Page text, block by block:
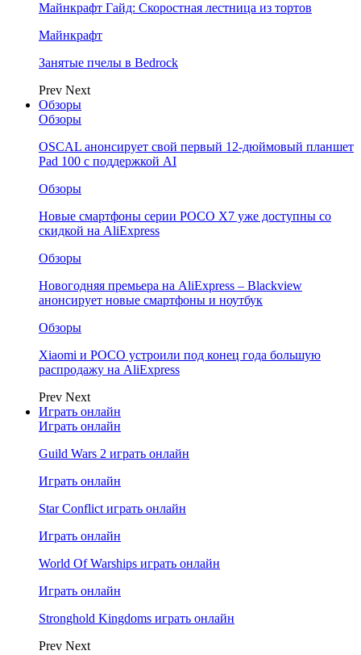
Майнкрафт Гайд: Скоростная лестница из тортов
Майнкрафт
Занятые пчелы в Bedrock
Prev Next
Обзоры
Обзоры
OSCAL анонсирует свой первый 12-дюймовый планшет
Pad 100 с поддержкой AI
Обзоры
Новые смартфоны серии POCO X7 уже доступны со
скидкой на AliExpress
Обзоры
Новогодняя премьера на AliExpress – Blackview
анонсирует новые смартфоны и ноутбук
Обзоры
Xiaomi и POCO устроили под конец года большую
распродажу на AliExpress
Prev Next
Играть онлайн
Играть онлайн
Guild Wars 2 играть онлайн
Играть онлайн
Star Conflict играть онлайн
Играть онлайн
World Of Warships играть онлайн
Играть онлайн
Stronghold Kingdoms играть онлайн
Prev Next